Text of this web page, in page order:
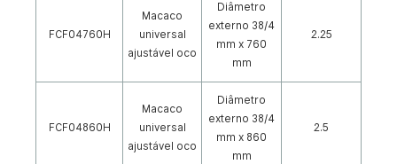
FCF04760H
Macaco
universal
ajustável oco
Diâmetro
externo 38/4
mm x 760
mm
2.25
FCF04860H
Macaco
universal
ajustável oco
Diâmetro
externo 38/4
mm x 860
mm
2.5